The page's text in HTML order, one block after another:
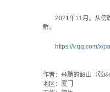
2021年11月。从傍
群。
https://v.qq.com/x/
作者：飛馳的韶山（张雨
地区：厦门